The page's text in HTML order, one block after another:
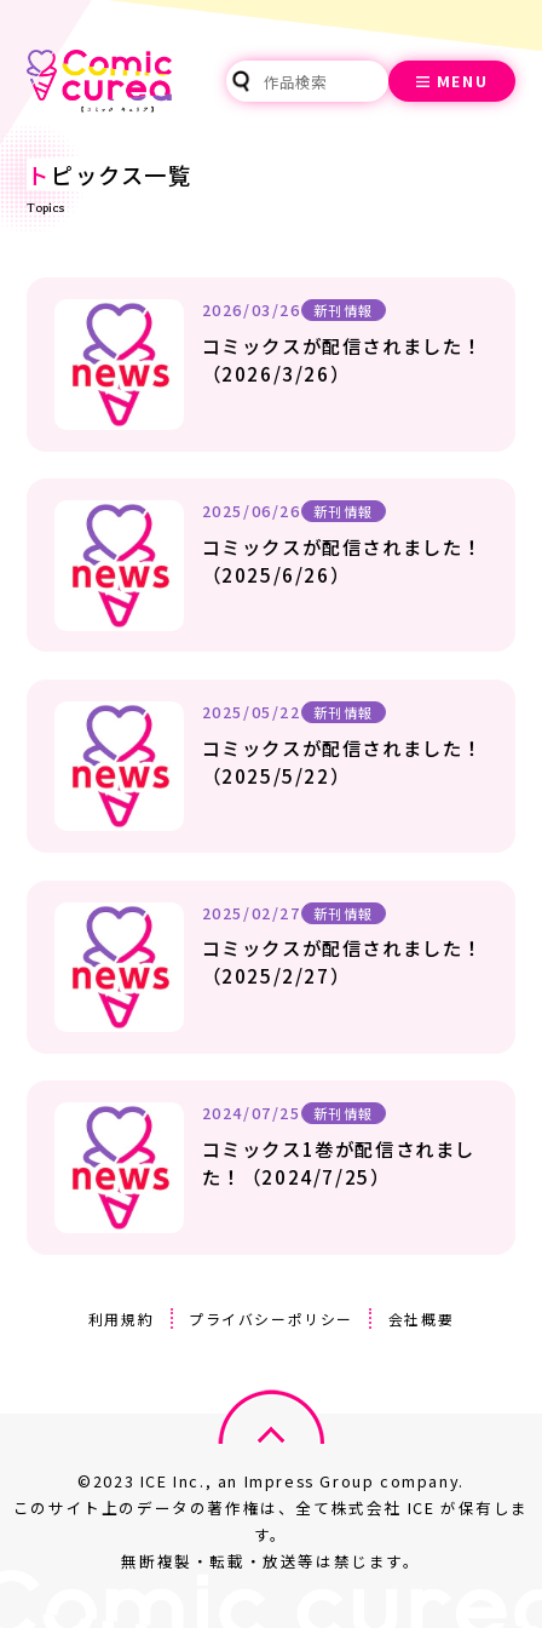
MENU
ト ピックス一覧
Topics
2026/03/26 新刊情報
コミックスが配信されました！
（2026/3/26）
2025/06/26 新刊情報
コミックスが配信されました！
（2025/6/26）
2025/05/22 新刊情報
コミックスが配信されました！
（2025/5/22）
2025/02/27 新刊情報
コミックスが配信されました！
（2025/2/27）
2024/07/25 新刊情報
コミックス1巻が配信されまし
た！（2024/7/25）
利用規約 プライバシーポリシー 会社概要
©2023 ICE Inc., an Impress Group company.
このサイト上のデータの著作権は、全て株式会社 ICE が保有しま
す。
無断複製・転載・放送等は禁じます。